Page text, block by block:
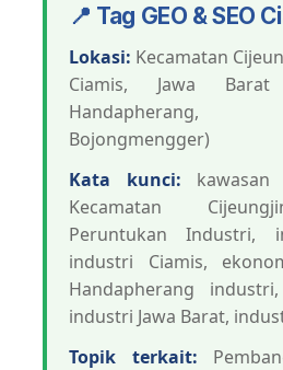
📍 Tag GEO & SEO
Lokasi: Kecamatan
Ciamis, Jawa
Handapherang,
Bojongmengger)
Kata kunci: kawasan
Kecamatan
Peruntukan Industri,
industri Ciamis,
Handapherang
industri Jawa Barat,
Topik terkait: